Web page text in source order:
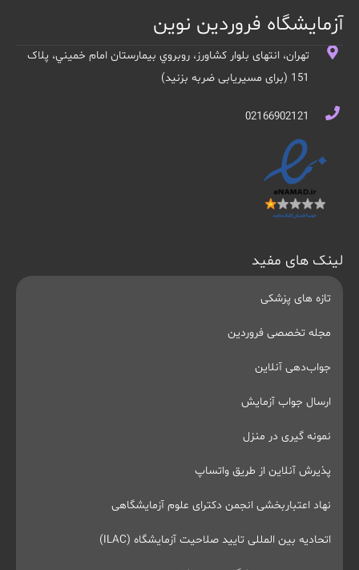
آزمایشگاه فروردین نوین
تهران، انتهای بلوار کشاورز، روبروي بيمارستان امام خميني، پلاک
151 (برای مسیریابی ضربه بزنید)
02166902121
لینک های مفید
تازه های پزشکی
مجله تخصصی فروردین
جواب‌دهی آنلاین
ارسال جواب آزمایش
نمونه گیری در منزل
پذیرش آنلاین از طریق واتساپ
نهاد اعتباربخشی انجمن دکترای علوم آزمایشگاهی
اتحادیه بین المللی تایید صلاحیت آزمایشگاه (ILAC)